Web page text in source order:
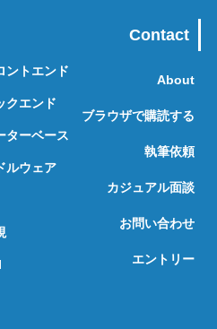
ントエンド
クエンド
ターベース
ルウェア
Contact
About
ブラウザで購読する
執筆依頼
カジュアル面談
お問い合わせ
エントリー